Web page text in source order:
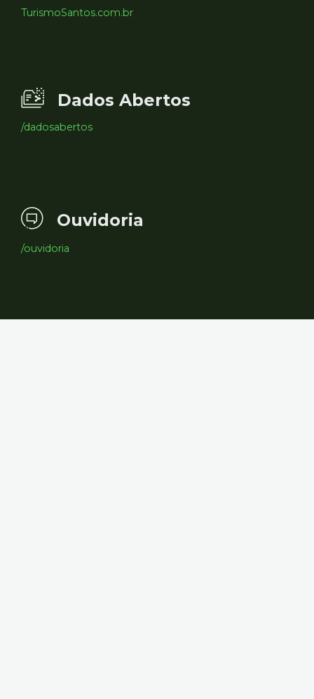
TurismoSantos.com.br
Dados Abertos
/dadosabertos
Ouvidoria
/ouvidoria